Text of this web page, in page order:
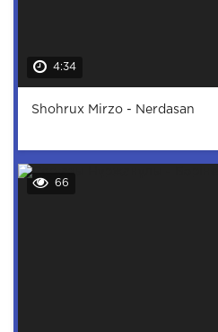
4:34
Shohrux Mirzo - Nerdasan
66